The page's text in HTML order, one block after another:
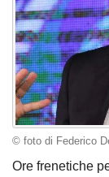
© foto di Federico
Ore frenetiche